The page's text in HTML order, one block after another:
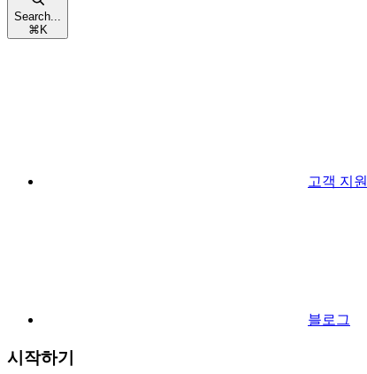
Search...
⌘ K
고객 지원
블로그
시작하기